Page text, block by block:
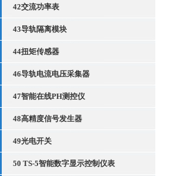
42交流功率表
43导轨隔离模块
44扭矩传感器
46导轨电流电压采集器
47智能在线PH测控仪
48高精度信号发生器
49光电开关
50 TS-5智能数字显示控制仪表